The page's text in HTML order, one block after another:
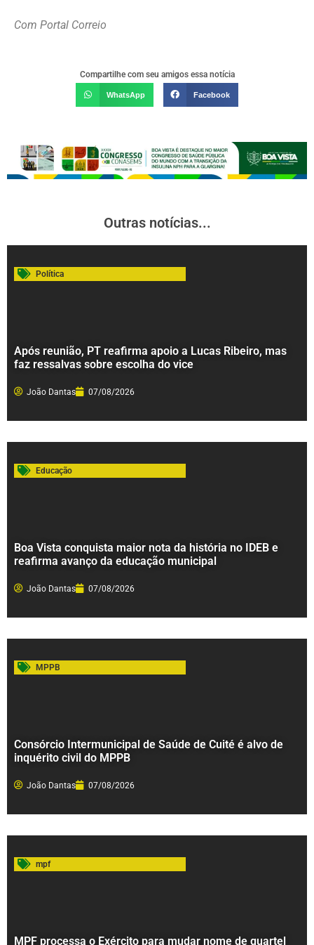
Com Portal Correio
Compartilhe com seu amigos essa notícia
WhatsApp Facebook
Outras notícias...
Política
Após reunião, PT reafirma apoio a Lucas Ribeiro, mas
faz ressalvas sobre escolha do vice
João Dantas 07/08/2026
Educação
Boa Vista conquista maior nota da história no IDEB e
reafirma avanço da educação municipal
João Dantas 07/08/2026
MPPB
Consórcio Intermunicipal de Saúde de Cuité é alvo de
inquérito civil do MPPB
João Dantas 07/08/2026
mpf
MPF processa o Exército para mudar nome de quartel